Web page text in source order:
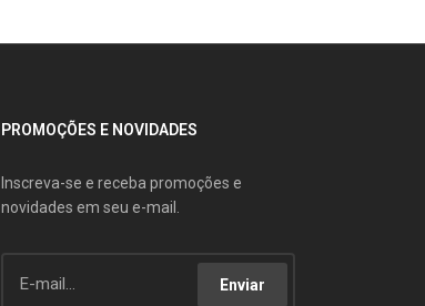
PROMOÇÕES E NOVIDADES
Inscreva-se e receba promoções e
novidades em seu e-mail.
Enviar